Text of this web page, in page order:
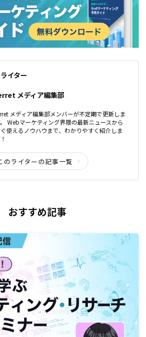
イター
メディア編集部
メディア編集部メンバーが不定期で更新しま
Webマーケティング界隈の最新ニュースから
使えるノウハウまで、わかりやすく紹介しま
のライターの記事一覧
おすすめ記事